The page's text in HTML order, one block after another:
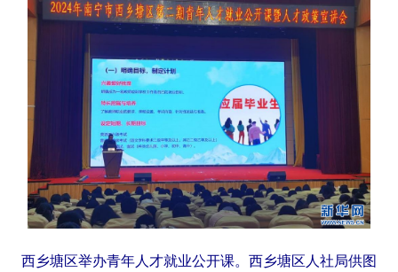
西乡塘区举办青年人才就业公开课。西乡塘区人社局供图